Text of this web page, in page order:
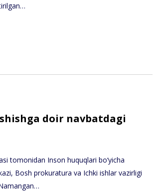
doir navbatdagi
tomonidan Inson huquqlari bo‘yicha
Bosh prokuratura va Ichki ishlar vazirligi